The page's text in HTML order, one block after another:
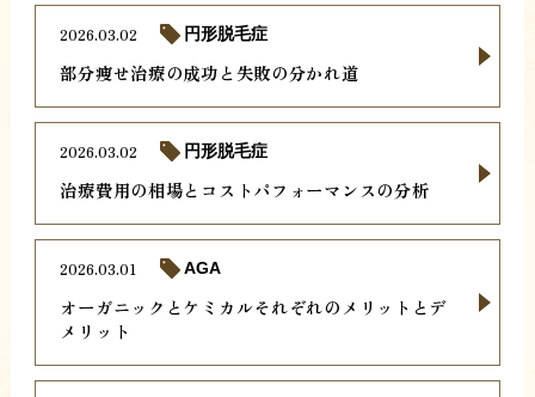
部分痩せ治療の成功と失敗の分かれ道
2026.03.02 円形脱毛症
治療費用の相場とコストパフォーマンスの分析
2026.03.02 円形脱毛症
オーガニックとケミカルそれぞれのメリットとデ
メリット
2026.03.01 AGA